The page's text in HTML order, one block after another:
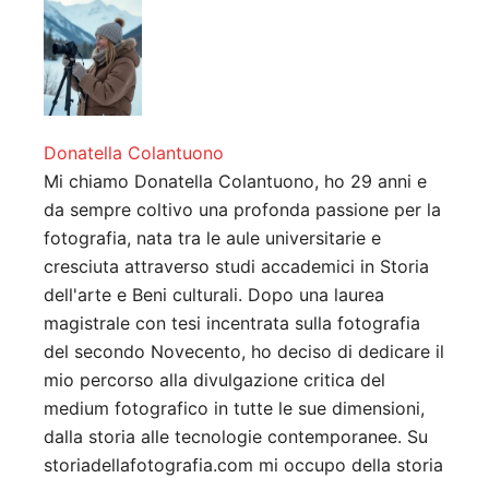
Donatella Colantuono
Mi chiamo Donatella Colantuono, ho 29 anni e
da sempre coltivo una profonda passione per la
fotografia, nata tra le aule universitarie e
cresciuta attraverso studi accademici in Storia
dell'arte e Beni culturali. Dopo una laurea
magistrale con tesi incentrata sulla fotografia
del secondo Novecento, ho deciso di dedicare il
mio percorso alla divulgazione critica del
medium fotografico in tutte le sue dimensioni,
dalla storia alle tecnologie contemporanee. Su
storiadellafotografia.com mi occupo della storia